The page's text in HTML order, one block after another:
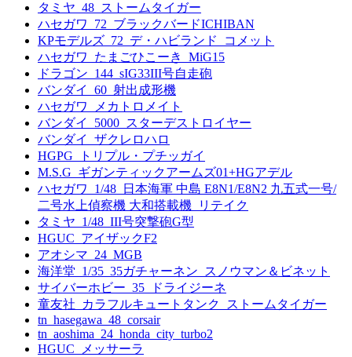
タミヤ_48_ストームタイガー
ハセガワ_72_ブラックバードICHIBAN
KPモデルズ_72_デ・ハビランド_コメット
ハセガワ_たまごひこーき_MiG15
ドラゴン_144_sIG33III号自走砲
バンダイ_60_射出成形機
ハセガワ_メカトロメイト
バンダイ_5000_スターデストロイヤー
バンダイ_ザクレロハロ
HGPG_トリプル・プチッガイ
M.S.G_ギガンティックアームズ01+HGアデル
ハセガワ_1/48_日本海軍 中島 E8N1/E8N2 九五式一号/
二号水上偵察機 大和搭載機_リテイク
タミヤ_1/48_III号突撃砲G型
HGUC_アイザックF2
アオシマ_24_MGB
海洋堂_1/35_35ガチャーネン_スノウマン＆ビネット
サイバーホビー_35_ドライジーネ
童友社_カラフルキュートタンク_ストームタイガー
tn_hasegawa_48_corsair
tn_aoshima_24_honda_city_turbo2
HGUC_メッサーラ